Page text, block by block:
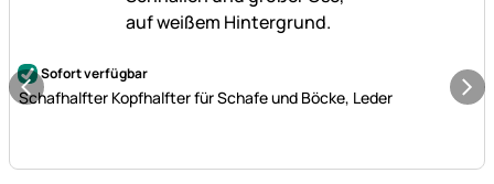
Noch keine Bewertungen abgegeben
Sofort verfügbar
Schafhalfter Kopfhalfter für Schafe und Böcke, Leder